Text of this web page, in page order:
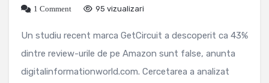
1 Comment
95 vizualizari
Un studiu recent marca GetCircuit a descoperit ca 43%
dintre review-urile de pe Amazon sunt false, anunta
digitalinformationworld.com. Cercetarea a analizat